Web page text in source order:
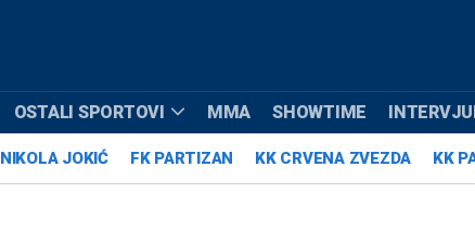
OSTALI SPORTOVI MMA SHOWTIME
NIKOLA JOKIĆ FK PARTIZAN KK CRVENA ZVEZDA KK